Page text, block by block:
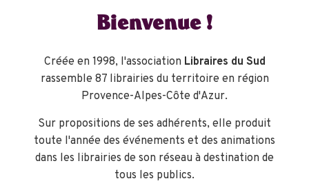
TOURNÉES GÉNÉRALES
Bienvenue !
Créée en 1998, l'association Libraires du Sud
rassemble 87 librairies du territoire en région
Provence-Alpes-Côte d'Azur.
Sur propositions de ses adhérents, elle produit
toute l'année des événements et des animations
dans les librairies de son réseau à destination de
tous les publics.